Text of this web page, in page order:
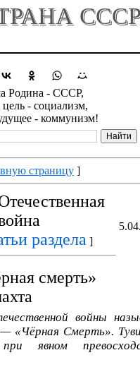
Родина - СССР,
- социализм,
- коммунизм!
страницу ]
раздела ]
смерть»
войны
— «Чёрная Смерть».
явном